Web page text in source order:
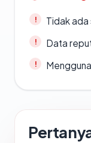
Tidak
Data